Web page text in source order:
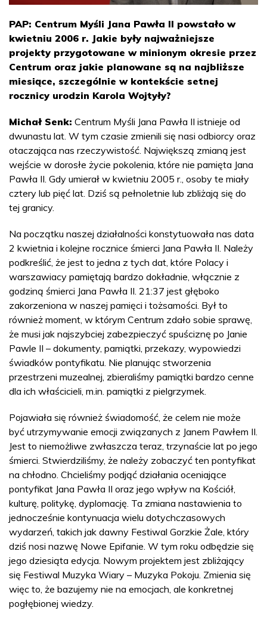
PAP: Centrum Myśli Jana Pawła II powstało w
kwietniu 2006 r. Jakie były najważniejsze
projekty przygotowane w minionym okresie przez
Centrum oraz jakie planowane są na najbliższe
miesiące, szczególnie w kontekście setnej
rocznicy urodzin Karola Wojtyły?
Michał Senk: Centrum Myśli Jana Pawła II istnieje od
dwunastu lat. W tym czasie zmienili się nasi odbiorcy oraz
otaczająca nas rzeczywistość. Największą zmianą jest
wejście w dorosłe życie pokolenia, które nie pamięta Jana
Pawła II. Gdy umierał w kwietniu 2005 r., osoby te miały
cztery lub pięć lat. Dziś są pełnoletnie lub zbliżają się do
tej granicy.
Na początku naszej działalności konstytuowała nas data
2 kwietnia i kolejne rocznice śmierci Jana Pawła II. Należy
podkreślić, że jest to jedna z tych dat, które Polacy i
warszawiacy pamiętają bardzo dokładnie, włącznie z
godziną śmierci Jana Pawła II. 21:37 jest głęboko
zakorzeniona w naszej pamięci i tożsamości. Był to
również moment, w którym Centrum zdało sobie sprawę,
że musi jak najszybciej zabezpieczyć spuściznę po Janie
Pawle II – dokumenty, pamiątki, przekazy, wypowiedzi
świadków pontyfikatu. Nie planując stworzenia
przestrzeni muzealnej, zbieraliśmy pamiątki bardzo cenne
dla ich właścicieli, m.in. pamiątki z pielgrzymek.
Pojawiała się również świadomość, że celem nie może
być utrzymywanie emocji związanych z Janem Pawłem II.
Jest to niemożliwe zwłaszcza teraz, trzynaście lat po jego
śmierci. Stwierdziliśmy, że należy zobaczyć ten pontyfikat
na chłodno. Chcieliśmy podjąć działania oceniające
pontyfikat Jana Pawła II oraz jego wpływ na Kościół,
kulturę, politykę, dyplomację. Ta zmiana nastawienia to
jednocześnie kontynuacja wielu dotychczasowych
wydarzeń, takich jak dawny Festiwal Gorzkie Żale, który
dziś nosi nazwę Nowe Epifanie. W tym roku odbędzie się
jego dziesiąta edycja. Nowym projektem jest zbliżający
się Festiwal Muzyka Wiary – Muzyka Pokoju. Zmienia się
więc to, że bazujemy nie na emocjach, ale konkretnej
pogłębionej wiedzy.